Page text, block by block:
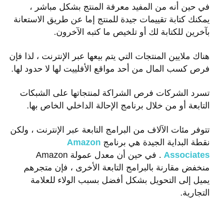
في حين أنه من المفيد معرفة المنتج بشكل مباشر ،
يمكنك كتابة تقييمات جيدة للمنتج إما عن طريق الاستعانة
بآخرين للكتابة لك أو تلخيص ما كتبه الآخرون.
هناك ملايين المنتجات التي يتم بيعها عبر الإنترنت ، لذا فإن
فرص كسب المال من أحد مواقع الأفلييت لها لا حدود لها.
تسرد الشركات فرص الشراكة لمنتجاتها على الشبكات
التابعة أو من خلال برنامج الإحالة الداخلي الخاص بها.
تتوفر مئات الآلاف من البرامج التابعة عبر الإنترنت ، ولكن
نقطة البداية الجيدة هي برنامج Amazon
Associates
. في حين أن معدل عمولة Amazon
منخفض مقارنة بالبرامج التابعة الأخرى ، فإن متجرهم
يميل إلى التحويل بشكل أفضل بسبب الولاء للعلامة
التجارية.